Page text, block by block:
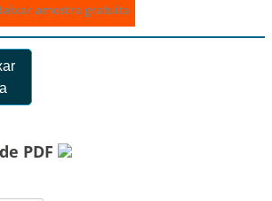
amostra gratuita
PDF